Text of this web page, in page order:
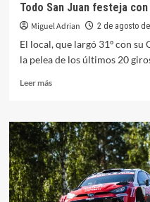
Todo San Juan festeja
Miguel Adrian 2 de agosto
El local, que largó 31º con
la pelea de los últimos 20
Leer másLeer
Todo
San
Juan
festeja
con
Tobías